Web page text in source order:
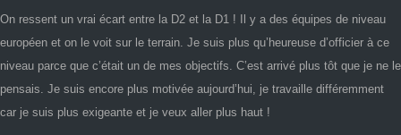
On ressent un vrai écart entre la D2 et la D1 ! Il y a des équipes de niveau
européen et on le voit sur le terrain. Je suis plus qu’heureuse d’officier à ce
niveau parce que c’était un de mes objectifs. C’est arrivé plus tôt que je ne le
pensais. Je suis encore plus motivée aujourd’hui, je travaille différemment
car je suis plus exigeante et je veux aller plus haut !